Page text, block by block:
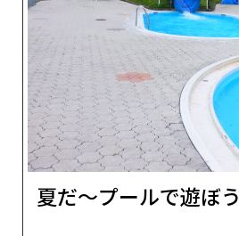
夏だ～プールで遊ぼう